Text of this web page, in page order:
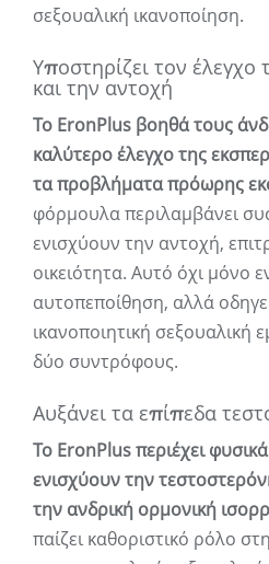
σεξουαλική ικανοποίηση.
Υποστηρίζει τον
και την αντοχή
Το EronPlus βοηθά τους
καλύτερο έλεγχο της
τα προβλήματα πρόωρης
φόρμουλα περιλαμβάνει
ενισχύουν την αντοχή,
οικειότητα. Αυτό όχι μόνο
αυτοπεποίθηση, αλλά
ικανοποιητική σεξουαλική
δύο συντρόφους.
Αυξάνει τα επίπεδα
Το EronPlus περιέχει
ενισχύουν την
την ανδρική ορμονική
παίζει καθοριστικό ρόλο